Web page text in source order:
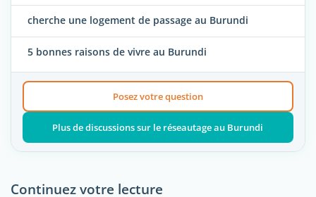
cherche une logement de passage au Burundi
5 bonnes raisons de vivre au Burundi
Posez votre question
Plus de discussions sur le réseautage au Burundi
Continuez votre lecture